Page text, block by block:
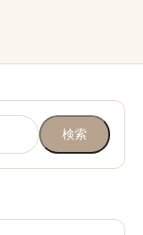
検索